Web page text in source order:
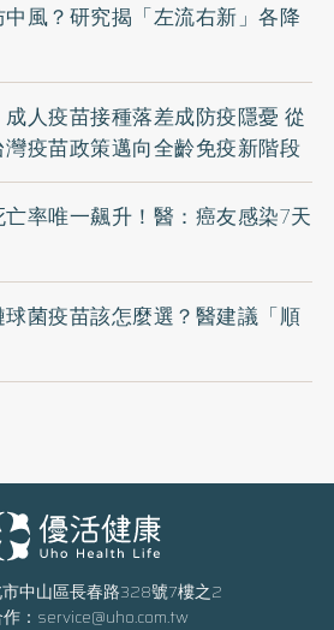
風？研究揭「左流右新」各降
人疫苗接種落差成防疫隱憂 從
疫苗政策邁向全齡免疫新階段
率唯一飆升！醫：癌友感染7天
菌疫苗該怎麼選？醫建議「順
中山區長春路328號7樓之2
： service@uho.com.tw